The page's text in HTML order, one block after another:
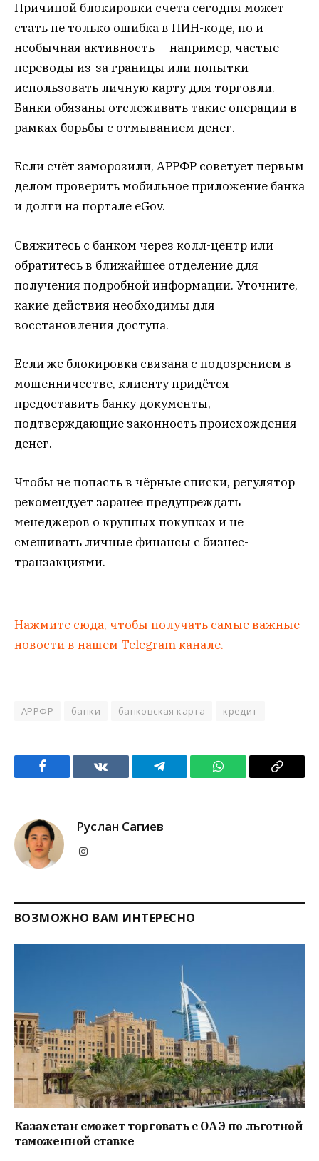
Причиной блокировки счета сегодня может
стать не только ошибка в ПИН-коде, но и
необычная активность — например, частые
переводы из-за границы или попытки
использовать личную карту для торговли.
Банки обязаны отслеживать такие операции в
рамках борьбы с отмыванием денег.
Если счёт заморозили, АРРФР советует первым
делом проверить мобильное приложение банка
и долги на портале eGov.
Свяжитесь с банком через колл-центр или
обратитесь в ближайшее отделение для
получения подробной информации. Уточните,
какие действия необходимы для
восстановления доступа.
Если же блокировка связана с подозрением в
мошенничестве, клиенту придётся
предоставить банку документы,
подтверждающие законность происхождения
денег.
Чтобы не попасть в чёрные списки, регулятор
рекомендует заранее предупреждать
менеджеров о крупных покупках и не
смешивать личные финансы с бизнес-
транзакциями.
Нажмите сюда, чтобы получать самые важные
новости в нашем Telegram канале.
АРРФР банки банковская карта кредит
Facebook VKontakteTelegram WhatsApp Copy
Руслан Сагиев
Instagram
ВОЗМОЖНО ВАМ ИНТЕРЕСНО
Казахстан сможет торговать с ОАЭ по льготной
таможенной ставке